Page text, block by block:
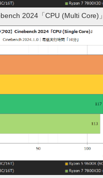
2024「CPU (Multi Core)」